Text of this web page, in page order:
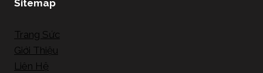
Sitemap
Trang Sức
Giới Thiệu
Liên Hệ